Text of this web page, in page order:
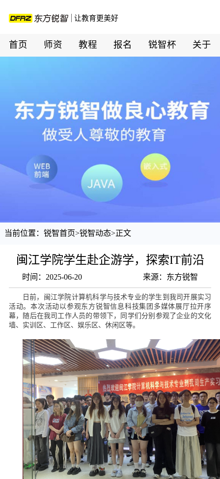
让教育更美好
首页 师资 教程 报名 锐智杯 关于
当前位置： 锐智首页>锐智动态>正文
闽江学院学生赴企游学，探索IT前沿
时间：2025-06-20 来源：东方锐智
日前， 闽江学院计算机科学与技术专业的学生到我司开展实习
活动。本次活动以参观东方锐智信息科技集团多媒体展厅拉开序
幕，随后在我司工作人员的带领下，同学们分别参观了企业的文化
墙、实训区、工作区、娱乐区、休闲区等。